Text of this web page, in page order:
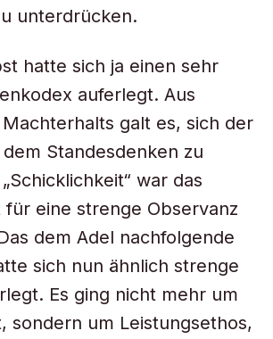
unterdrücken.
hatte sich ja einen sehr
auferlegt. Aus
galt es, sich der
Standesdenken zu
war das
für eine strenge Observanz
dem Adel nachfolgende
sich nun ähnlich strenge
Es ging nicht mehr um
sondern um Leistungsethos,